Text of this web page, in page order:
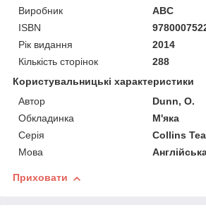
Виробник
ABC
ISBN
Рік видання
2014
Кількість сторінок
288
Користувальницькі характеристики
Автор
Dunn, O.
Обкладинка
М'яка
Серія
Collins
Мова
Приховати